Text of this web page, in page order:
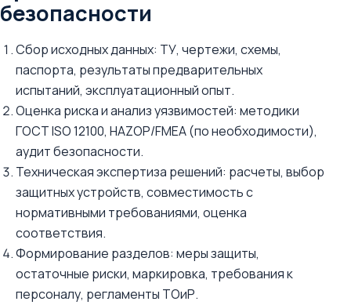
безопасности
Сбор исходных данных: ТУ, чертежи, схемы,
паспорта, результаты предварительных
испытаний, эксплуатационный опыт.
Оценка риска и анализ уязвимостей: методики
ГОСТ ISO 12100, HAZOP/FMEA (по необходимости),
аудит безопасности.
Техническая экспертиза решений: расчеты, выбор
защитных устройств, совместимость с
нормативными требованиями, оценка
соответствия.
Формирование разделов: меры защиты,
остаточные риски, маркировка, требования к
персоналу, регламенты ТОиР.